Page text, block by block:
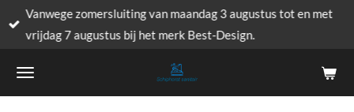
Ga
direct
de
Vanwege zomersluiting van maandag 3 augustus tot en met
vrijdag 7 augustus bij het merk Best-Design.